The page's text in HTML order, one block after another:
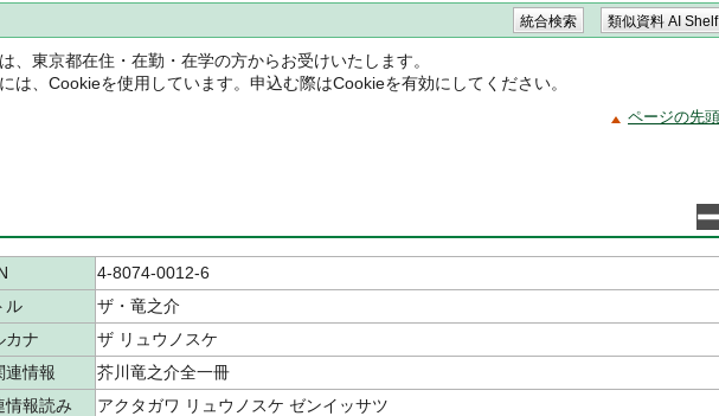
は、東京都在住・在勤・在学の方からお受けいたします。
は、Cookieを使用しています。申込む際はCookieを有効にしてください。
ページの先
4-8074-0012-6
ル
ザ・竜之介
カナ
ザ リュウノスケ
連情報
芥川竜之介全一冊
情報読み
アクタガワ リュウノスケ ゼンイッサツ